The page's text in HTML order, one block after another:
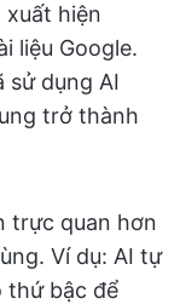
xuất hiện
liệu Google.
sử dụng AI
trở thành
trực quan hơn
Ví dụ: AI tự
thứ bậc để